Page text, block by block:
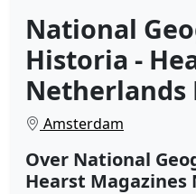
National
Historia -
Netherlands
Amsterdam
Over National
Hearst Magazines